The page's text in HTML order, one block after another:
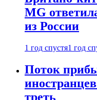
MG
из России
1 год спустя1 год
Поток
треть